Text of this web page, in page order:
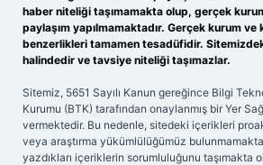
haber niteliği taşımamakta olup, gerçek
paylaşım yapılmamaktadır. Gerçek kurum ve
benzerlikleri tamamen tesadüfidir.
halindedir ve tavsiye niteliği taşımazlar.
Sitemiz, 5651 Sayılı Kanun gereğince Bilgi
Kurumu (BTK) tarafından onaylanmış bir Yer
vermektedir. Bu nedenle, sitedeki içerikleri
veya araştırma yükümlülüğümüz
yazdıkları içeriklerin sorumluluğunu taşımakta